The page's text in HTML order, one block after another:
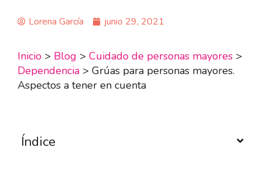
Lorena García junio 29, 2021
Inicio > Blog > Cuidado de personas mayores >
Dependencia > Grúas para personas mayores.
Aspectos a tener en cuenta
Índice